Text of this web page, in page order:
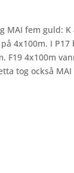
MAI fem guld: K
4x100m. I P17
F19 4x100m
tog också